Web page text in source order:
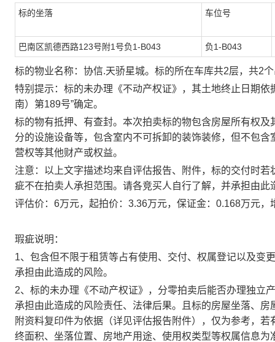
标的坐落 车位号
巴南区凯德西路123号附1号负1-B043 负1-B043
标的物业名称：协信.天骄星城。标的所在车库共2层，共2
特别提示： 标的未办理《不动产权证》，其土地终止日期
南）第189号”确定。
标的物有抵押、有查封。本次拍卖标的物包含房屋所有权
分的设施设备等，包含室内不可拆卸的装饰装修， 但不包含
营权等其他财产或权益。
注意：以上文字描述均来自评估报告、
附件，标的交付时
疵不在拍卖人承担范围。请各竞买人自行了解，并承担由此
评估价： 6万元，起拍价： 3.36万元，保证金： 0.168万元，
瑕疵说明 ：
1、 包含但不限于租赁等占有使用、交付、权属登记以及变
承担由此造成的风险。
2、标的未办理《不动产权证》，分零拍卖后能否办理独立
承担由此造成的风险责任、法律后果。且标的房屋坐落、
附资料复印件为依据（详见评估报告附件），仅为参考，
终面积、坐落位置、房地产用途、使用权类型等权属信息为